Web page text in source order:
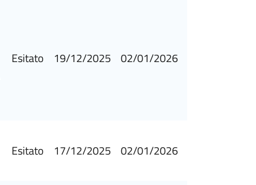
Esitato 19/12/2025 02/01/2026
Esitato 17/12/2025 02/01/2026